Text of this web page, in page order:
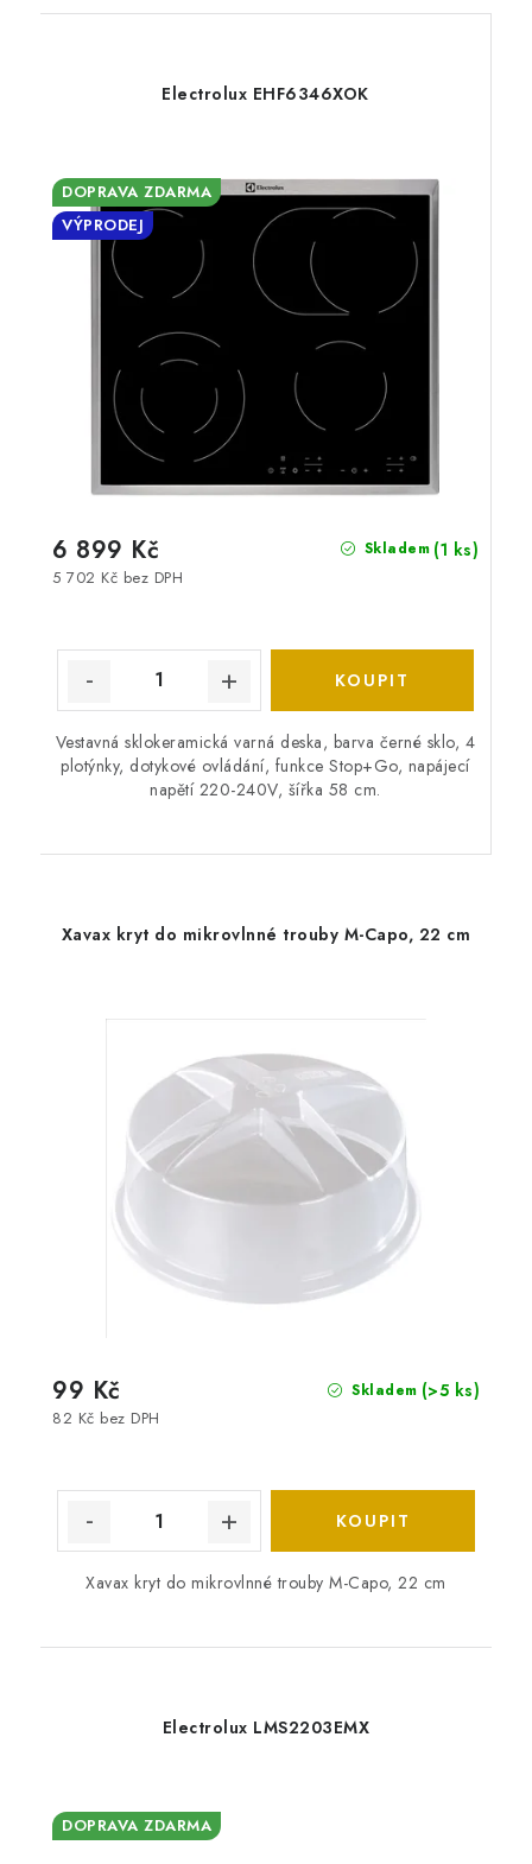
Electrolux EHF6346XOK
DOPRAVA ZDARMA
VÝPRODEJ
Skladem (1 ks)
5 702 Kč bez DPH
6 899 Kč
Vestavná sklokeramická varná deska, barva černé sklo, 4
plotýnky, dotykové ovládání, funkce Stop+Go, napájecí
napětí 220-240V, šířka 58 cm.
Xavax kryt do mikrovlnné trouby M-Capo, 22 cm
Skladem (>5 ks)
82 Kč bez DPH
99 Kč
Xavax kryt do mikrovlnné trouby M-Capo, 22 cm
Electrolux LMS2203EMX
DOPRAVA ZDARMA